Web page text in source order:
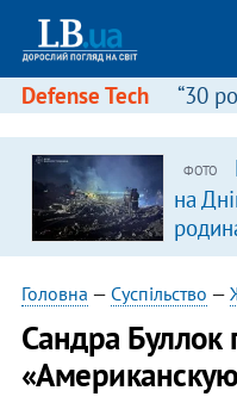
Defense Tech “30
ФОТО
на
Головна — Суспільство —
Сандра Буллок